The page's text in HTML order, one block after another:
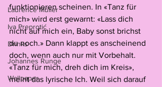
Laurence Müller
Iva Preprotić
Drinks
Johannes Runge
Wallpaper
funktionieren scheinen. In «Tanz für
mich» wird erst gewarnt: «Lass dich
nicht auf mich ein, Baby sonst brichst
du noch.» Dann klappt es anscheinend
doch, wenn auch nur mit Vorbehalt.
«Tanz für mich, dreh dich im Kreis»,
meint das lyrische Ich. Weil sich darauf